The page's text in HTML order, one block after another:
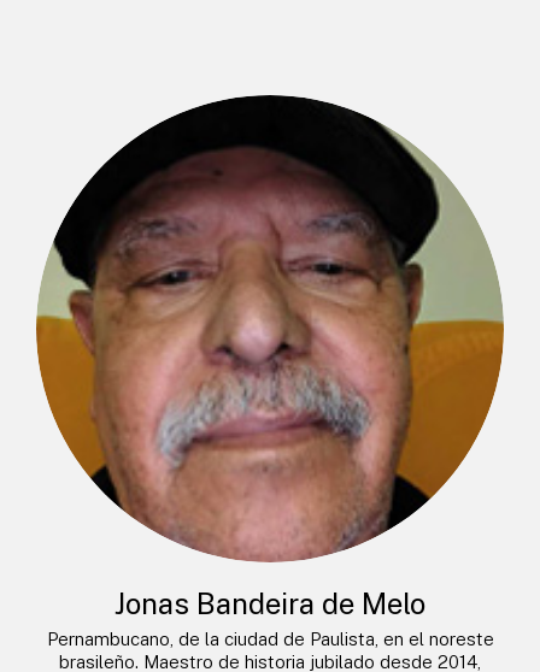
Jonas Bandeira de Melo
Pernambucano, de la ciudad de Paulista, en el noreste
brasileño. Maestro de historia jubilado desde 2014,